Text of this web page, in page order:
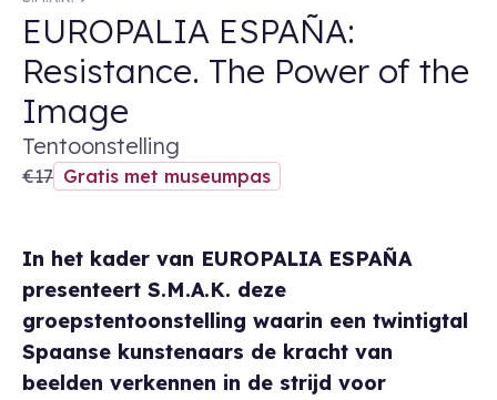
EUROPALIA ESPAÑA:
Resistance. The Power of the
Image
Tentoonstelling
€17 Gratis met museumpas
In het kader van EUROPALIA ESPAÑA
presenteert S.M.A.K. deze
groepstentoonstelling waarin een twintigtal
Spaanse kunstenaars de kracht van
beelden verkennen in de strijd voor